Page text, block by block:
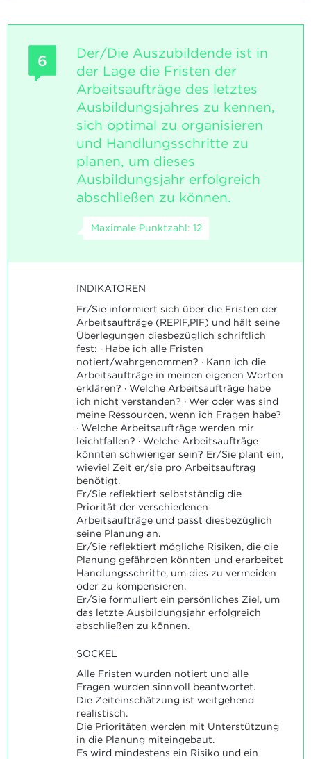
6
Der/Die Auszubildende ist in
der Lage die Fristen der
Arbeitsaufträge des letztes
Ausbildungsjahres zu kennen,
sich optimal zu organisieren
und Handlungsschritte zu
planen, um dieses
Ausbildungsjahr erfolgreich
abschließen zu können.
Maximale Punktzahl: 12
INDIKATOREN
Er/Sie informiert sich über die Fristen der
Arbeitsaufträge (REPIF,PIF) und hält seine
Überlegungen diesbezüglich schriftlich
fest: · Habe ich alle Fristen
notiert/wahrgenommen? · Kann ich die
Arbeitsaufträge in meinen eigenen Worten
erklären? · Welche Arbeitsaufträge habe
ich nicht verstanden? · Wer oder was sind
meine Ressourcen, wenn ich Fragen habe?
· Welche Arbeitsaufträge werden mir
leichtfallen? · Welche Arbeitsaufträge
könnten schwieriger sein? Er/Sie plant ein,
wieviel Zeit er/sie pro Arbeitsauftrag
benötigt.
Er/Sie reflektiert selbstständig die
Priorität der verschiedenen
Arbeitsaufträge und passt diesbezüglich
seine Planung an.
Er/Sie reflektiert mögliche Risiken, die die
Planung gefährden könnten und erarbeitet
Handlungsschritte, um dies zu vermeiden
oder zu kompensieren.
Er/Sie formuliert ein persönliches Ziel, um
das letzte Ausbildungsjahr erfolgreich
abschließen zu können.
SOCKEL
Alle Fristen wurden notiert und alle
Fragen wurden sinnvoll beantwortet.
Die Zeiteinschätzung ist weitgehend
realistisch.
Die Prioritäten werden mit Unterstützung
in die Planung miteingebaut.
Es wird mindestens ein Risiko und ein